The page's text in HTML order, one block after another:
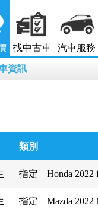
找中古車 汽車服務
資訊
類別
指定 Honda
指定 Mazda 2022